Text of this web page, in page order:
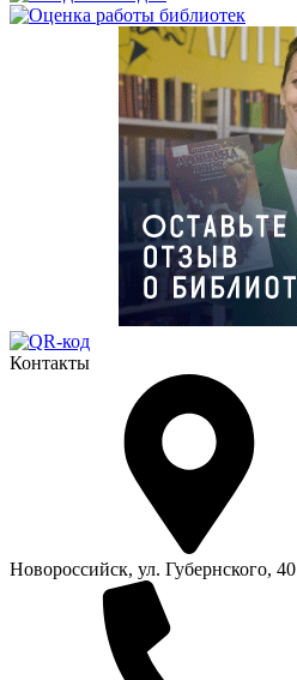
Контакты
Новороссийск, ул. Губернского, 40